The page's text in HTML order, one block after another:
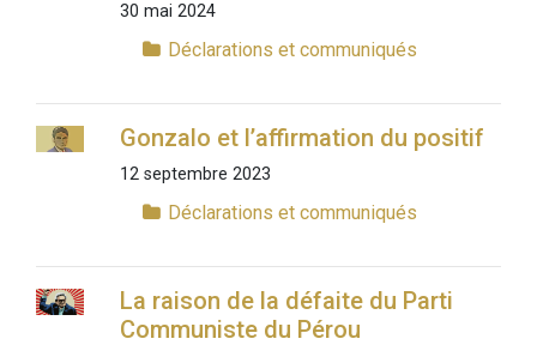
30 mai 2024
Déclarations et communiqués
Gonzalo et l’affirmation du positif
12 septembre 2023
Déclarations et communiqués
La raison de la défaite du Parti
Communiste du Pérou